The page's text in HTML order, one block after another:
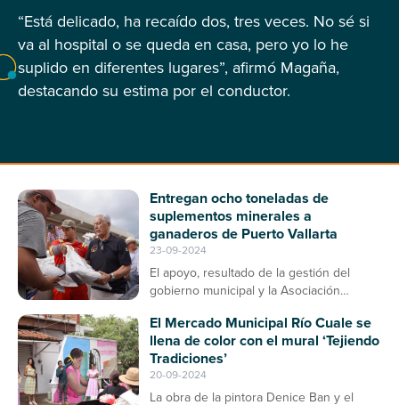
“Está delicado, ha recaído dos, tres veces. No sé si
va al hospital o se queda en casa, pero yo lo he
suplido en diferentes lugares”, afirmó Magaña,
destacando su estima por el conductor.
Entregan ocho toneladas de
suplementos minerales a
ganaderos de Puerto Vallarta
23-09-2024
El apoyo, resultado de la gestión del
gobierno municipal y la Asociación
enfermedades en el ganado bovino
El Mercado Municipal Río Cuale se
llena de color con el mural ‘Tejiendo
Tradiciones’
20-09-2024
La obra de la pintora Denice Ban y el